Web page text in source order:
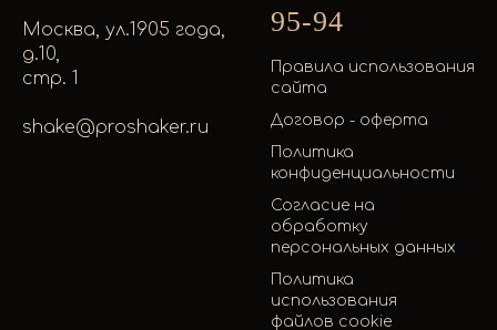
Москва, ул.1905 года,
д.10,
стр. 1
shake@proshaker.ru
95-94
Правила использования
сайта
Договор - оферта
Политика
конфиденциальности
Согласие на
обработку
персональных данных
Политика
использования
файлов cookie